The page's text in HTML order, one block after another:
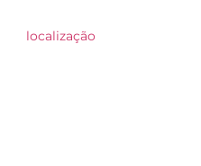
localização